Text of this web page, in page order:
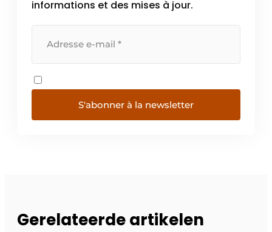
informations et des mises à jour.
S'abonner à la newsletter
Gerelateerde artikelen